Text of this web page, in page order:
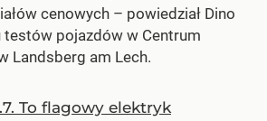
cenowych – powiedział Dino
testów pojazdów w Centrum
Landsberg am Lech.
To flagowy elektryk